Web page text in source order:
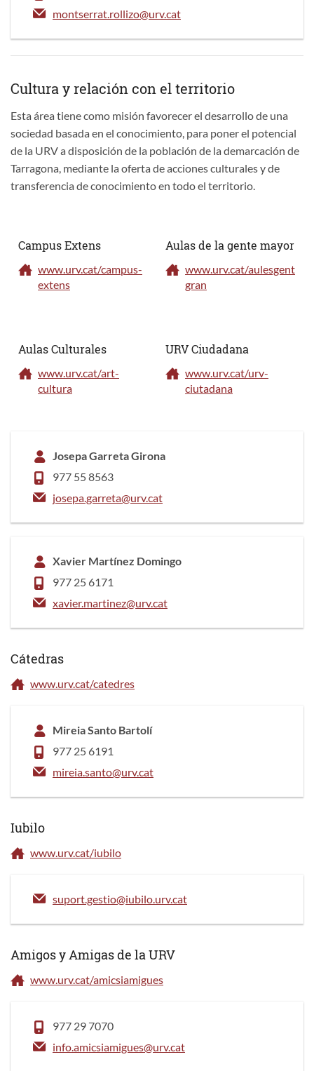
montserrat.rollizo@urv.cat
Cultura y relación con el territorio
Esta área tiene como misión favorecer el desarrollo de una
sociedad basada en el conocimiento, para poner el potencial
de la URV a disposición de la población de la demarcación de
Tarragona, mediante la oferta de acciones culturales y de
transferencia de conocimiento en todo el territorio.
Campus Extens
www.urv.cat/campus-
extens
Aulas de la gente mayor
www.urv.cat/aulesgent
gran
Aulas Culturales
www.urv.cat/art-
cultura
URV Ciudadana
www.urv.cat/urv-
ciutadana
Josepa Garreta Girona
977 55 8563
josepa.garreta@urv.cat
Xavier Martínez Domingo
977 25 6171
xavier.martinez@urv.cat
Cátedras
www.urv.cat/catedres
Mireia Santo Bartolí
977 25 6191
mireia.santo@urv.cat
Iubilo
www.urv.cat/iubilo
suport.gestio@iubilo.urv.cat
Amigos y Amigas de la URV
www.urv.cat/amicsiamigues
977 29 7070
info.amicsiamigues@urv.cat